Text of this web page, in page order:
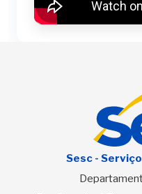
Sesc -